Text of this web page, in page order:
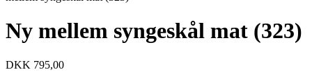
Ny mellem syngeskål mat (323)
DKK 795,00